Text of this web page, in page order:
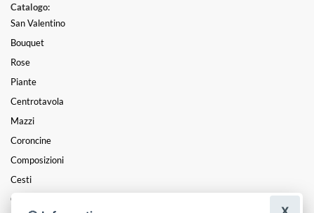
Catalogo:
San Valentino
Bouquet
Rose
Piante
Centrotavola
Mazzi
Coroncine
Composizioni
Cesti
Cuori